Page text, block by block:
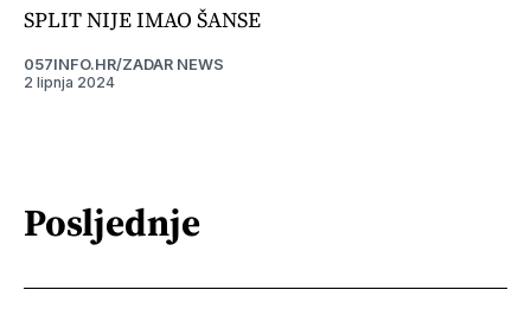
SPLIT NIJE IMAO ŠANSE
057INFO.HR/ZADAR NEWS
2 lipnja 2024
Posljednje